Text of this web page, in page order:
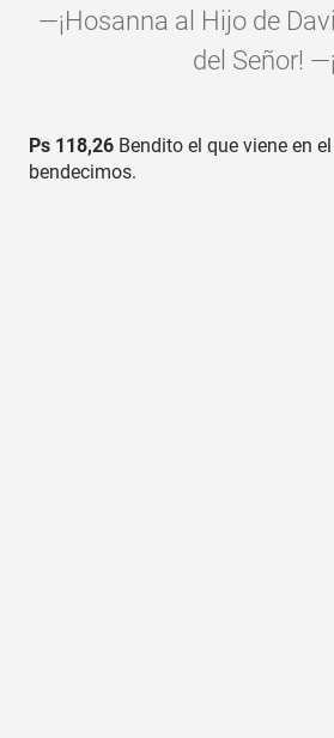
―¡Hosanna al Hijo de
del Señor!
Ps 118,26 Bendito el que viene en
bendecimos.